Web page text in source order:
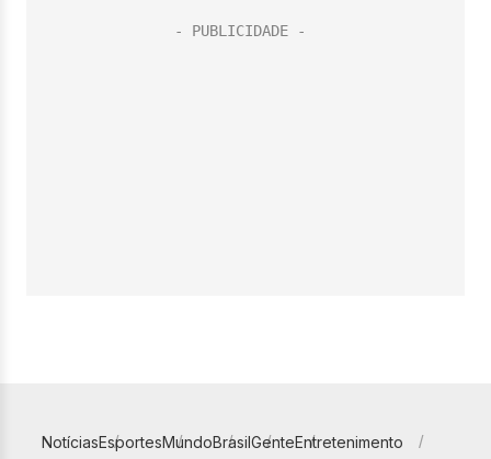
NotíciasEsportesMundoBrasilGenteEntretenimento